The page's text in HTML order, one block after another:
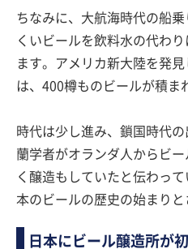
ちなみに、大航海時代の船
くいビールを飲料水の代わ
ます。アメリカ新大陸を発
は、400樽ものビールが積ま
時代は少し進み、鎖国時代
蘭学者がオランダ人からビ
く醸造もしていたと伝わっ
本のビールの歴史の始まりと
日本にビール醸造所が